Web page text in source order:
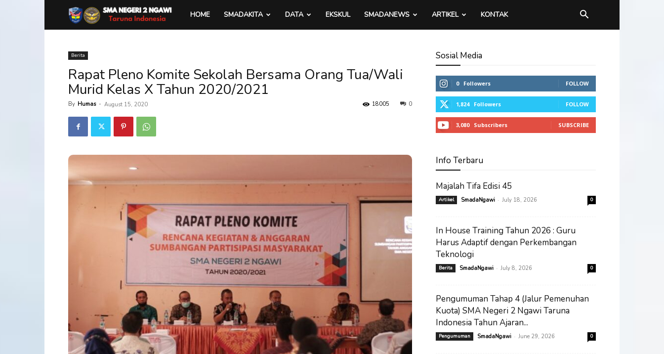
SMA
2
HOME SMADAKITA DATA EKSKUL SMADANEWS ARTIKEL KONTAK
Berita
Rapat Pleno Komite Sekolah Bersama Orang Tua/Wali
Murid Kelas X Tahun 2020/2021
By Humas - August 15, 2020 0
18005
Sosial Media
0 Followers FOLLOW
1,824 Followers FOLLOW
3,080 Subscribers SUBSCRIBE
Info Terbaru
Majalah Tifa Edisi 45
Artikel SmadaNgawi - July 18, 2026 0
In House Training Tahun 2026 : Guru
Harus Adaptif dengan Perkembangan
Teknologi
Berita SmadaNgawi - July 8, 2026 0
Pengumuman Tahap 4 (Jalur Pemenuhan
Kuota) SMA Negeri 2 Ngawi Taruna
Indonesia Tahun Ajaran...
Pengumuman SmadaNgawi - June 29, 2026 0